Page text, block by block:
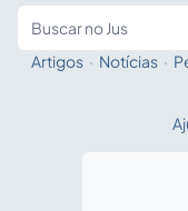
Artigos · Notícias ·